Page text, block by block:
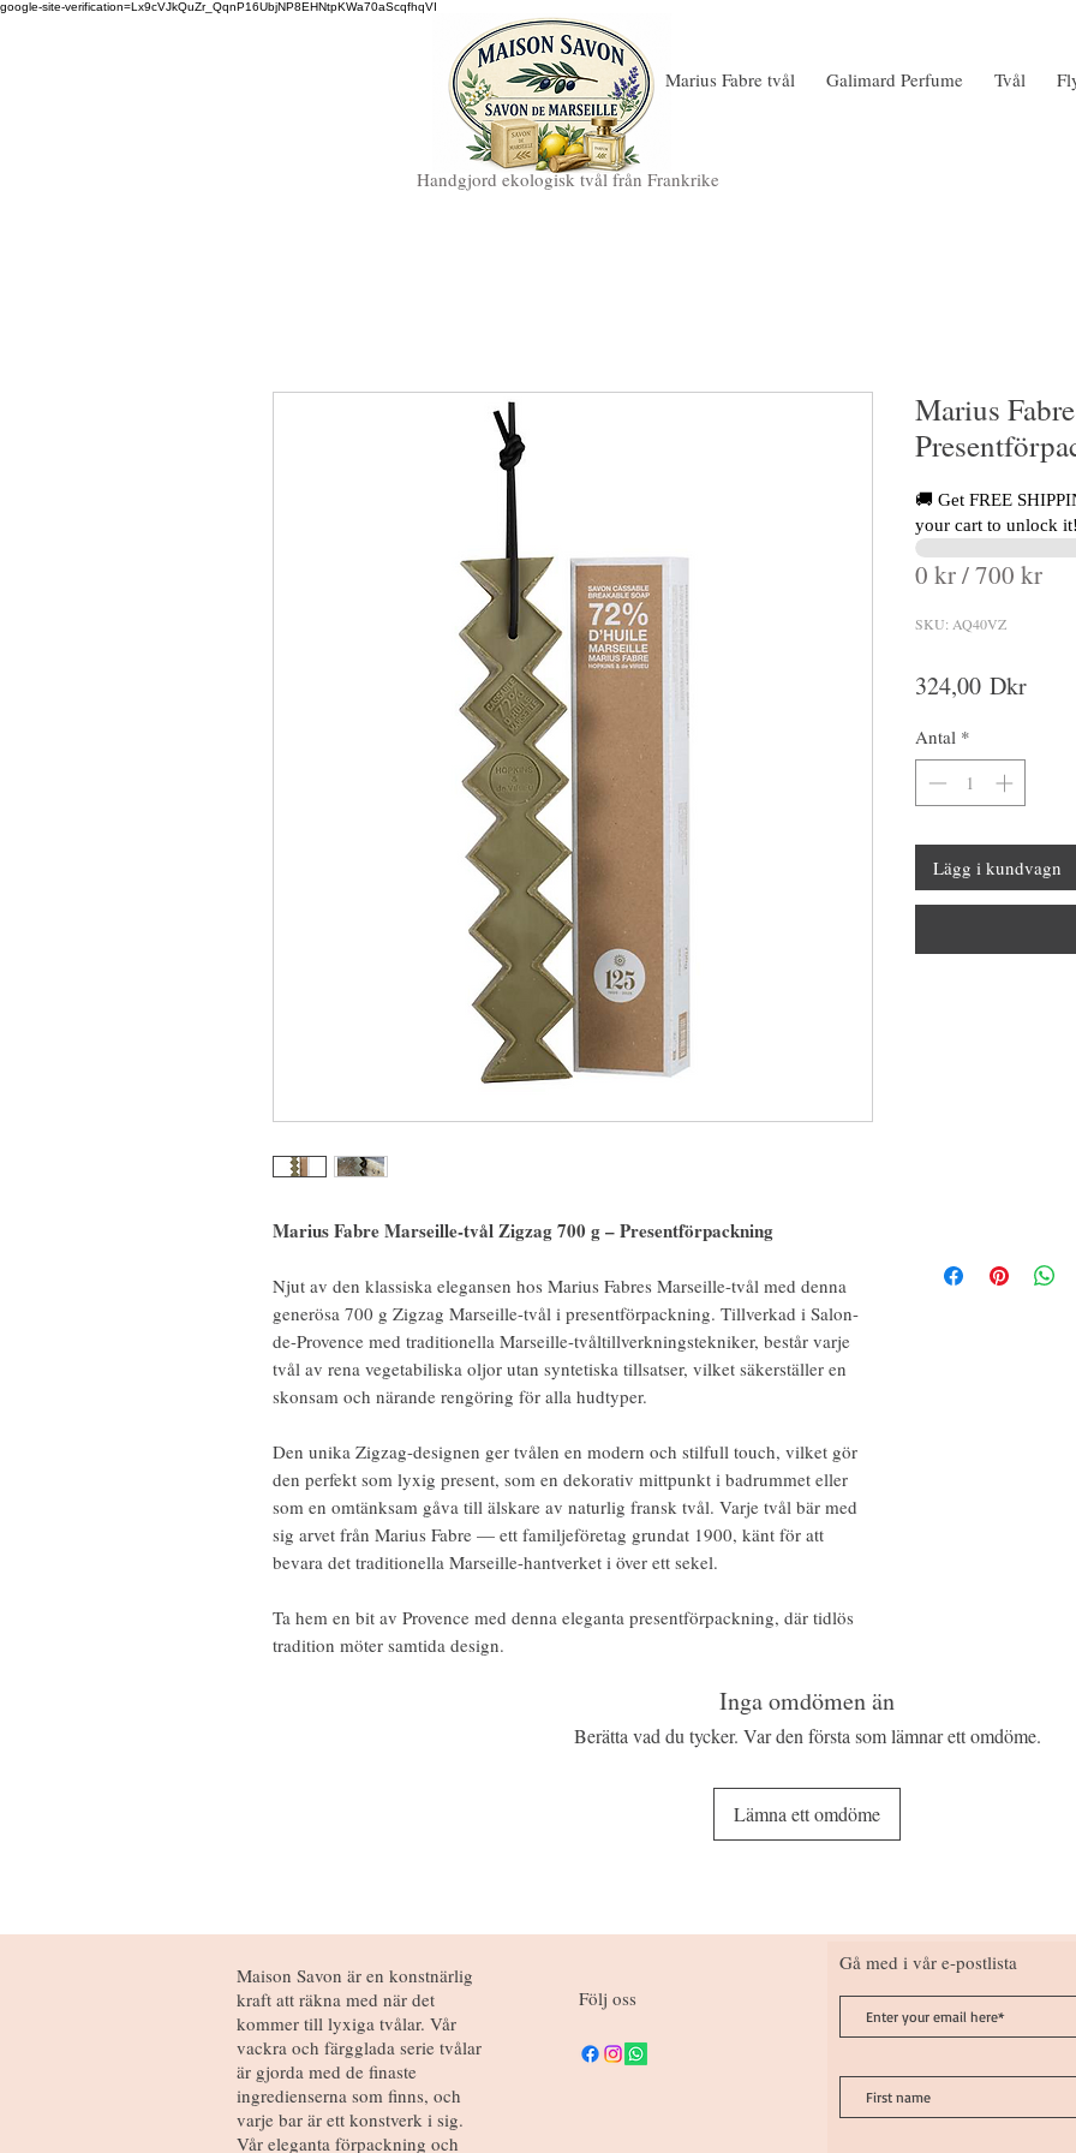
google-site-verification=Lx9cVJkQuZr_QqnP16UbjNP8EHNtpKWa70aScqfhqVI
Marius Fabre tvål Galimard Perfume Tvål
Handgjord ekologisk tvål från Frankrike
Marius Fabre Marseille-tvål Zigzag 700 g – Presentförpackning
Njut av den klassiska elegansen hos Marius Fabres Marseille-tvål med denna
generösa 700 g Zigzag Marseille-tvål i presentförpackning. Tillverkad i Salon-
de-Provence med traditionella Marseille-tvåltillverkningstekniker, består varje
tvål av rena vegetabiliska oljor utan syntetiska tillsatser, vilket säkerställer en
skonsam och närande rengöring för alla hudtyper.
Den unika Zigzag-designen ger tvålen en modern och stilfull touch, vilket gör
den perfekt som lyxig present, som en dekorativ mittpunkt i badrummet eller
som en omtänksam gåva till älskare av naturlig fransk tvål. Varje tvål bär med
sig arvet från Marius Fabre — ett familjeföretag grundat 1900, känt för att
bevara det traditionella Marseille-hantverket i över ett sekel.
Ta hem en bit av Provence med denna eleganta presentförpackning, där tidlös
tradition möter samtida design.
Marius
🚚 Get FREE
your cart to unlock it!
0 kr / 700 kr
SKU: AQ40VZ
324,00 DkrPris
Antal *
Lägg i kundvagn
Inga omdömen än
Berätta vad du tycker. Var den första som lämnar ett omdöme.
Lämna ett omdöme
Maison Savon är en konstnärlig
kraft att räkna med när det
kommer till lyxiga tvålar. Vår
vackra och färgglada serie tvålar
är gjorda med de finaste
ingredienserna som finns, och
varje bar är ett konstverk i sig.
Vår eleganta förpackning och
Följ oss
Gå med i vår e-postlista